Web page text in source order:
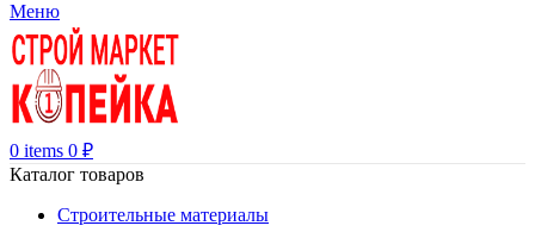
Меню
0 items 0 ₽
Каталог товаров
Строительные материалы